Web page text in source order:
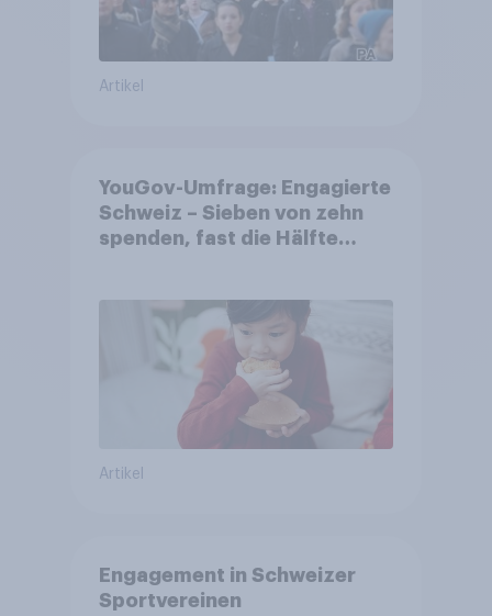
Artikel
YouGov-Umfrage: Engagierte
Schweiz – Sieben von zehn
spenden, fast die Hälfte
Artikel
Engagement in Schweizer
Sportvereinen